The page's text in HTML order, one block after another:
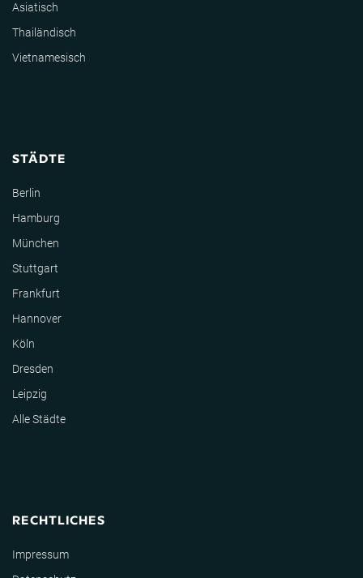
Asiatisch
Thailändisch
Vietnamesisch
STÄDTE
Berlin
Hamburg
München
Stuttgart
Frankfurt
Hannover
Köln
Dresden
Leipzig
Alle Städte
RECHTLICHES
Impressum